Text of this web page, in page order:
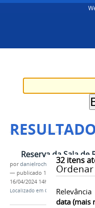
32itens
Relevância
data (mais
Reserva da Sala de
pordanielrocha
— publicado 16/04/2024 —última
16/04/2024 14h03
Localizado em Contents /Menu /